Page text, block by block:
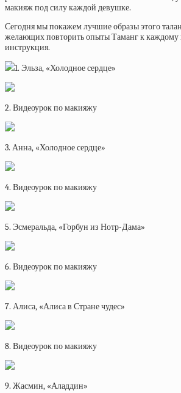
макияж под силу каждой девушке.
Сегодня мы покажем лучшие образы этого
желающих повторить опыты Таманг к каждому
инструкция.
1. Эльза, «Холодное сердце»
2. Видеоурок по макияжу
3. Анна, «Холодное сердце»
4. Видеоурок по макияжу
5. Эсмеральда, «Горбун из Нотр-Дама»
6. Видеоурок по макияжу
7. Алиса, «Алиса в Стране чудес»
8. Видеоурок по макияжу
9. Жасмин, «Аладдин»